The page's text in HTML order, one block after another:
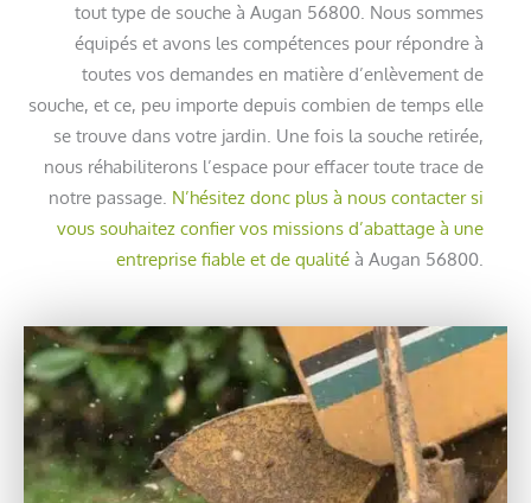
tout type de souche à Augan 56800. Nous sommes
équipés et avons les compétences pour répondre à
toutes vos demandes en matière d’enlèvement de
souche, et ce, peu importe depuis combien de temps elle
se trouve dans votre jardin. Une fois la souche retirée,
nous réhabiliterons l’espace pour effacer toute trace de
notre passage. N’hésitez donc plus à nous contacter si
vous souhaitez confier vos missions d’abattage à une
entreprise fiable et de qualité à Augan 56800.